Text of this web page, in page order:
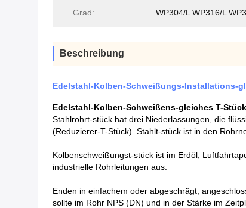
Grad: WP304/L WP316/L
Beschreibung
Edelstahl-Kolben-Schweißungs-Installations-
Edelstahl-Kolben-Schweißens-gleiches T-Stück
Stahlrohrt-stück hat drei Niederlassungen, die
(Reduzierer-T-Stück). Stahlt-stück ist in den
Kolbenschweißungst-stück ist im Erdöl,
industrielle Rohrleitungen aus.
Enden in einfachem oder abgeschrägt,
sollte im Rohr NPS (DN) und in der Stärke im